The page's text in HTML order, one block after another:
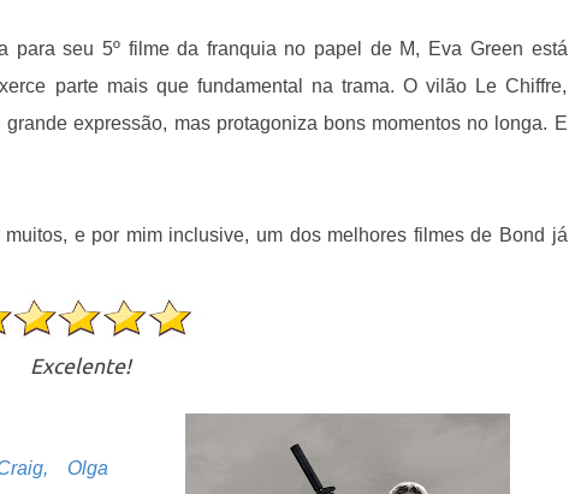
para seu 5º filme da franquia no papel de M, Eva Green está
parte mais que fundamental na trama. O vilão Le Chiffre,
expressão, mas protagoniza bons momentos no longa. E
e por mim inclusive, um dos melhores filmes de Bond já
Excelente!
Olga